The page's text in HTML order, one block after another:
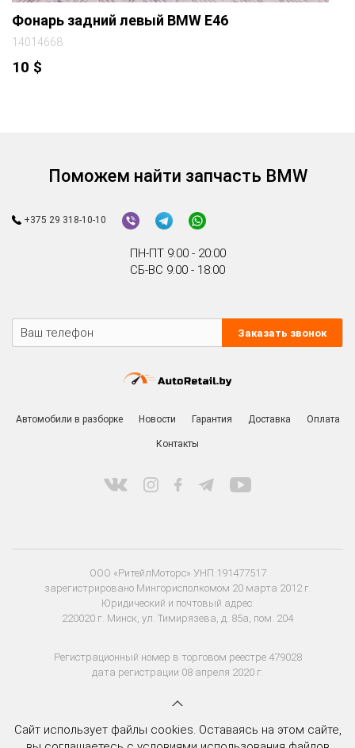
Фонарь задний левый BMW E46
14014668
10 $
Поможем найти запчасть BMW
+375 29 318-10-10
ПН-ПТ 9:00 - 20:00
СБ-ВС 9:00 - 18:00
Заказать звонок
Автомобили в разборке Новости Гарантия Доставка Оплата
Контакты
ООО «РитейлМоторс» УНП 191477517
зарегистрировано Мингорисполкомом 20 марта 2012 г.
Юридический и почтовый адрес:
220020 г. Минск, ул. Тимирязева, д. 85а, пом. 204
Регистрационный номер в торговом реестре 479028
дата регистрации 08 апреля 2020 г.
Сайт использует файлы cookies. Оставаясь на этом сайте,